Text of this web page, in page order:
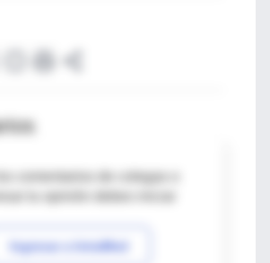
comentarios de colegas o
Ingresar a IntraMed